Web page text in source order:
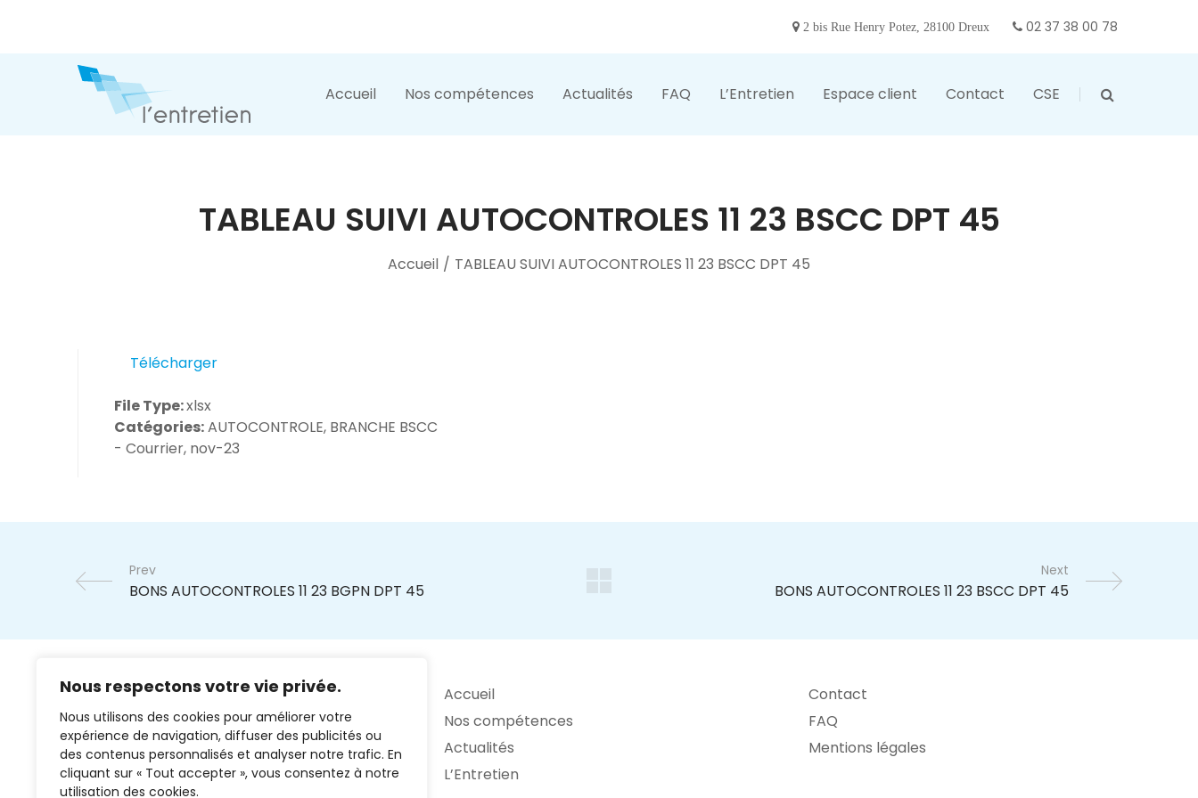
Nous respectons votre vie privée.
Nous utilisons des cookies pour améliorer votre
expérience de navigation, diffuser des publicités ou
des contenus personnalisés et analyser notre trafic. En
cliquant sur « Tout accepter », vous consentez à notre
utilisation des cookies.
2 bis Rue Henry Potez, 28100 Dreux 02 37 38 00 78
Accueil Nos compétences Actualités FAQ L’Entretien Espace client Contact CSE
TABLEAU SUIVI AUTOCONTROLES 11 23 BSCC DPT 45
Accueil / TABLEAU SUIVI AUTOCONTROLES 11 23 BSCC DPT 45
Télécharger
File Type:xlsx
Catégories:AUTOCONTROLE, BRANCHE BSCC
- Courrier, nov-23
Prev Next
02 37 38 00 78
Accueil
Nos compétences
Actualités
L’Entretien
Contact
FAQ
Mentions légales